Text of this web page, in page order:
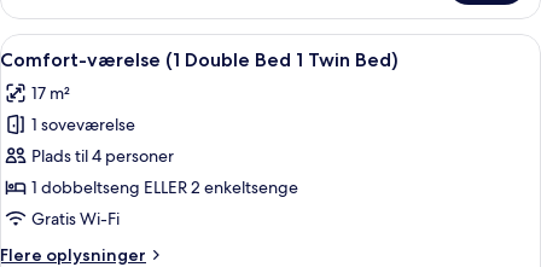
Bed)
værelse
(1
Double
Single
Bed)
Indlæs
alle
billeder
af
Comfort-
værelse
(1
Et hotelværelse med to senge, et
5
Comfort-værelse (1 Double Bed 1 Twin Bed)
17 m²
1 soveværelse
Plads til 4 personer
1 dobbeltseng ELLER 2 enkeltsenge
Gratis Wi-Fi
Flere oplysninger
Flere